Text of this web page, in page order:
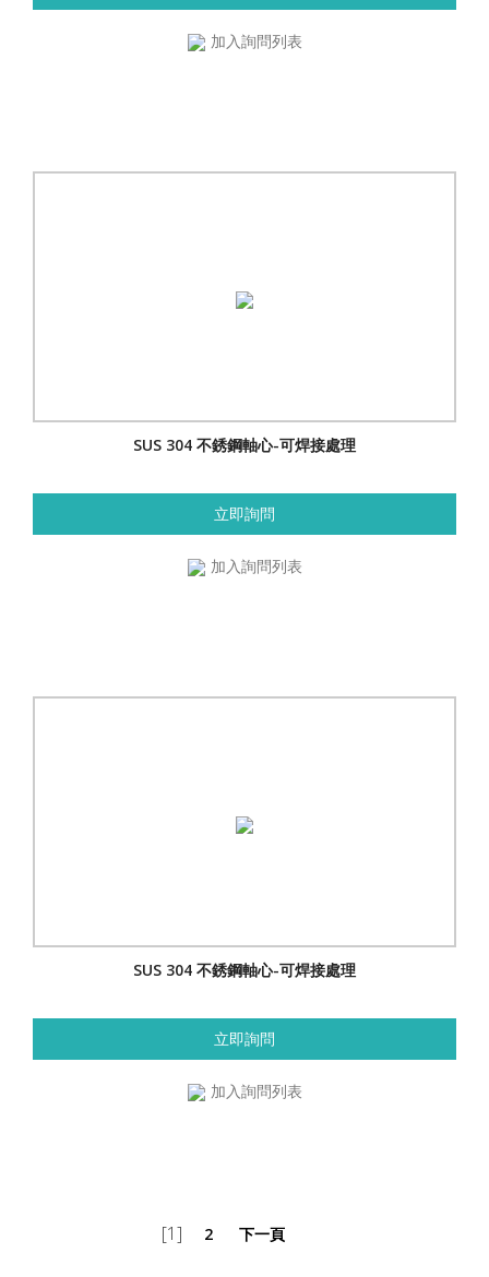
加入詢問列表
SUS 304 不銹鋼軸心-可焊接處理
立即詢問
加入詢問列表
SUS 304 不銹鋼軸心-可焊接處理
立即詢問
加入詢問列表
[1] 2 下一頁